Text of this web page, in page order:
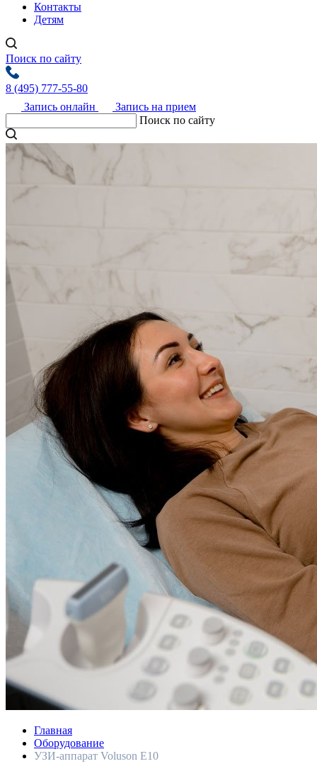
Контакты
Детям
Поиск по сайту
8 (495) 777-55-80
Запись онлайн
Запись на прием
Поиск по сайту
Главная
Оборудование
УЗИ-аппарат Voluson E10